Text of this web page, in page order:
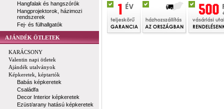
Hangfalak és hangszórók
Hangprojektorok, házimozi
rendszerek
Fej- és fülhallgatók
AJÁNDÉK ÖTLETEK
KARÁCSONY
Valentin napi ötletek
Ajándék utalványok
Képkeretek, képtartók
Babás képkeretek
Családfa
Decor Interior képkeretek
Ezüst/arany hatású képkeretek